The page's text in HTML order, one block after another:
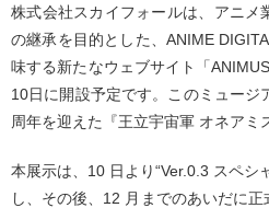
株式会社スカイフォールは、アニメ
の継承を目的とした、ANIME
味する新たなウェブサイト「
10日に開設予定です。このミュージ
周年を迎えた『王立宇宙軍 オネアミ
本展示は、10 日より“Ver.0.3 スペシ
し、その後、12 月までのあいだに